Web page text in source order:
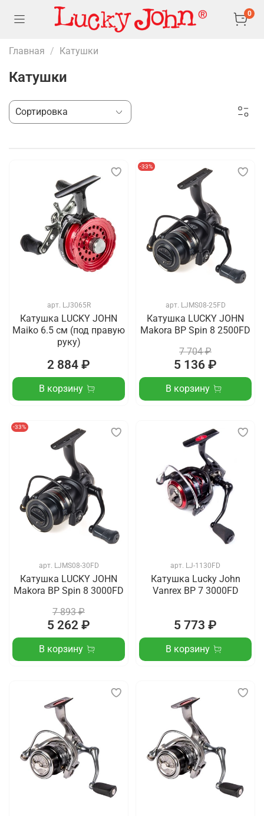
0
Главная Катушки
Катушки
арт. LJ3065R
Катушка LUCKY JOHN
Maiko 6.5 см (под правую
руку)
2 884 ₽
В корзину
-33%
арт. LJMS08-25FD
Катушка LUCKY JOHN
Makora BP Spin 8 2500FD
7 704 ₽
5 136 ₽
В корзину
-33%
арт. LJMS08-30FD
Катушка LUCKY JOHN
Makora BP Spin 8 3000FD
7 893 ₽
5 262 ₽
В корзину
арт. LJ-1130FD
Катушка Lucky John
Vanrex BP 7 3000FD
5 773 ₽
В корзину